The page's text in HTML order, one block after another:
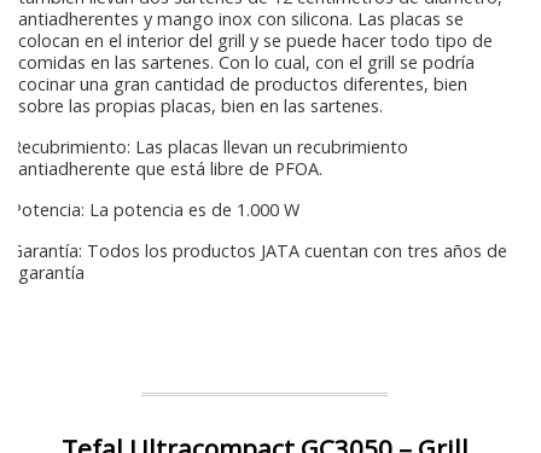
antiadherentes y mango inox con silicona. Las placas se
colocan en el interior del grill y se puede hacer todo tipo de
comidas en las sartenes. Con lo cual, con el grill se podría
cocinar una gran cantidad de productos diferentes, bien
sobre las propias placas, bien en las sartenes.
Recubrimiento: Las placas llevan un recubrimiento
antiadherente que está libre de PFOA.
Potencia: La potencia es de 1.000 W
Garantía: Todos los productos JATA cuentan con tres años de
garantía